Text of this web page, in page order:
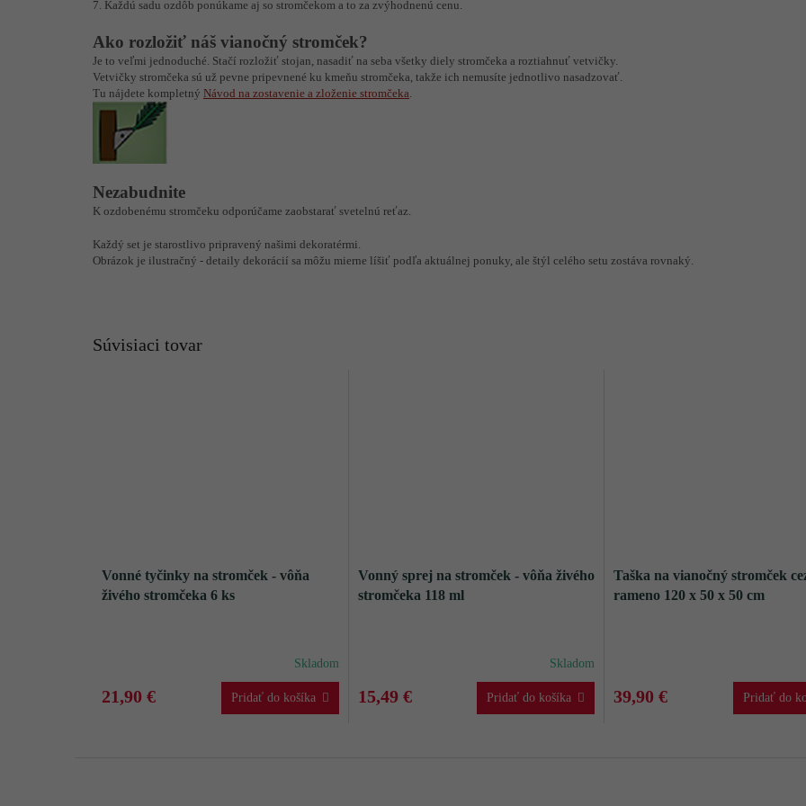
Súvisiaci tovar
Vonné tyčinky na stromček - vôňa
živého stromčeka 6 ks
Skladom
21,90 €
Vonný sprej na stromček - vôňa živého
stromčeka 118 ml
Skladom
15,49 €
Taška na vianočný stromček
rameno 120 x 50 x 50 cm
39,90 €
7. Každú sadu ozdôb ponúkame aj so stromčekom a to za zvýhodnenú cenu.
Ako rozložiť náš vianočný stromček?
Je to veľmi jednoduché. Stačí rozložiť stojan, nasadiť na seba všetky diely stromčeka a roztiahnuť vetvičky.
Vetvičky stromčeka sú už pevne pripevnené ku kmeňu stromčeka, takže ich nemusíte jednotlivo nasadzovať.
Tu nájdete kompletný Návod na zostavenie a zloženie stromčeka
Nezabudnite
K ozdobenému stromčeku odporúčame zaobstarať svetelnú reťaz.
Každý set je starostlivo pripravený našimi dekoratérmi.
Obrázok je ilustračný - detaily dekorácií sa môžu mierne líšiť podľa aktuálnej ponuky, ale štýl celého setu zostáva rovnaký.